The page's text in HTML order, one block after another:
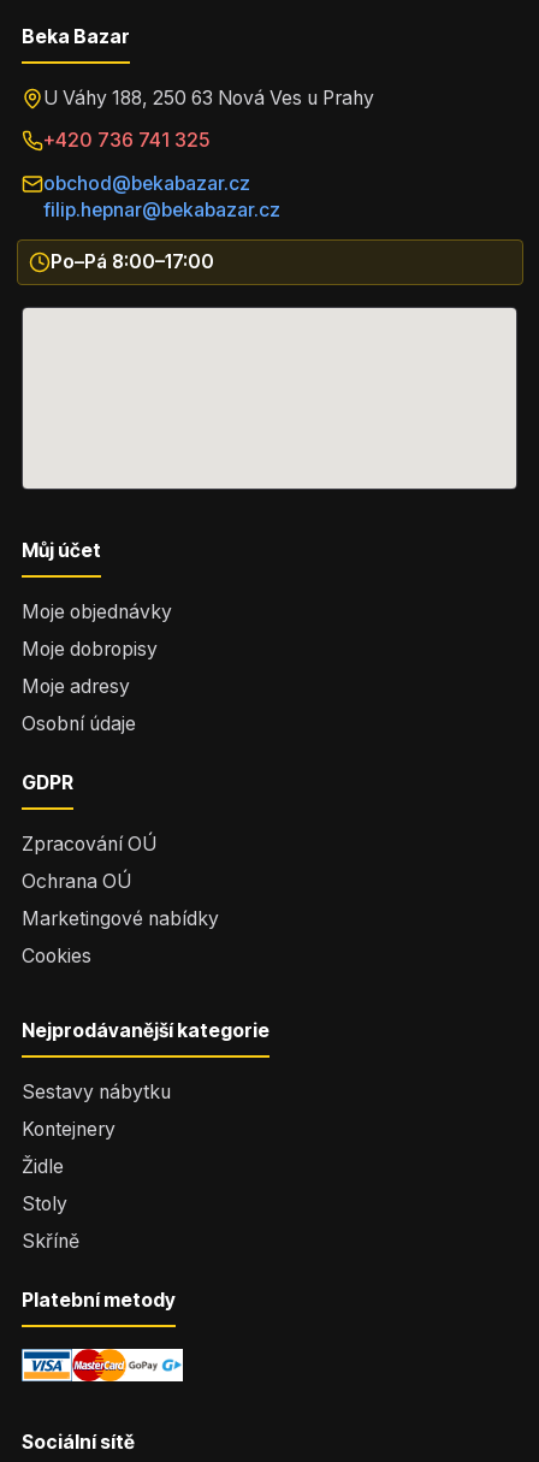
Beka Bazar
U Váhy 188, 250 63 Nová Ves u Prahy
+420 736 741 325
obchod@bekabazar.cz
filip.hepnar@bekabazar.cz
Po–Pá 8:00–17:00
Můj účet
Moje objednávky
Moje dobropisy
Moje adresy
Osobní údaje
GDPR
Zpracování OÚ
Ochrana OÚ
Marketingové nabídky
Cookies
Nejprodávanější kategorie
Sestavy nábytku
Kontejnery
Židle
Stoly
Skříně
Platební metody
Sociální sítě